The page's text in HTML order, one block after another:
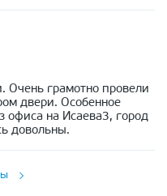
Очень грамотно провели
двери. Особенное
офиса на Исаева3, город
довольны.